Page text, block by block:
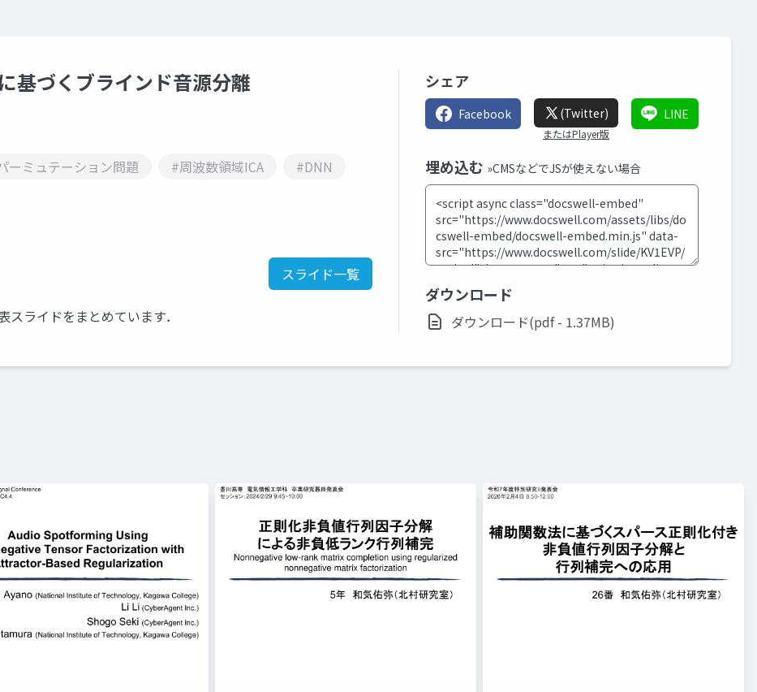
基づくブラインド音源分離
ーミュテーション問題 #周波数領域ICA #DNN
スライド一覧
ライドをまとめています．
シェア
Facebook (Twitter)
またはPlayer版
LINE
埋め込む »CMSなどでJSが使えない場合
ダウンロード
ダウンロード(pdf - 1.37MB)